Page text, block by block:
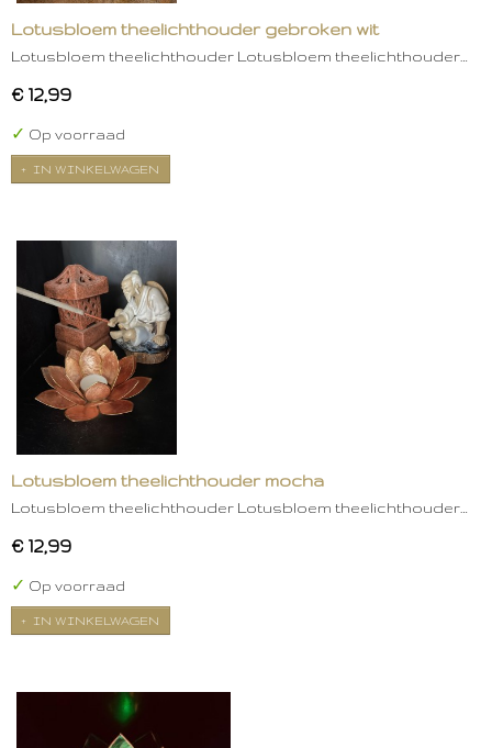
Lotusbloem theelichthouder gebroken wit
Lotusbloem theelichthouder Lotusbloem theelichthouder…
€ 12,99
✓ Op voorraad
IN WINKELWAGEN
Lotusbloem theelichthouder mocha
Lotusbloem theelichthouder Lotusbloem theelichthouder…
€ 12,99
✓ Op voorraad
IN WINKELWAGEN